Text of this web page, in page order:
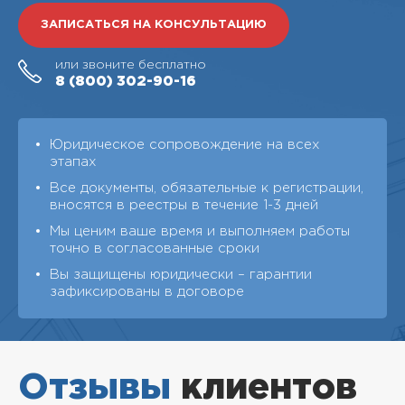
ЗАПИСАТЬСЯ НА КОНСУЛЬТАЦИЮ
или звоните бесплатно
8 (800) 302-90-16
Юридическое сопровождение на всех
этапах
Все документы, обязательные к регистрации,
вносятся в реестры в течение 1-3 дней
Мы ценим ваше время и выполняем работы
точно в согласованные сроки
Вы защищены юридически – гарантии
зафиксированы в договоре
Отзывы клиентов